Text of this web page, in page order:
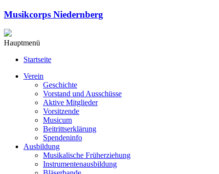
Musikcorps Niedernberg
Hauptmenü
Startseite
Verein
Geschichte
Vorstand und Ausschüsse
Aktive Mitglieder
Vorsitzende
Musicum
Beitrittserklärung
Spendeninfo
Ausbildung
Musikalische Früherziehung
Instrumentenausbildung